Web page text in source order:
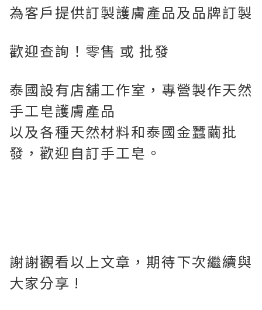
為客戶提供訂製護膚產品及品牌訂製
歡迎查詢！零售 或 批發
泰國設有店舖工作室，專營製作天然
手工皂護膚產品
以及各種天然材料和泰國金蠶繭批
發，歡迎自訂手工皂。
謝謝觀看以上文章，期待下次繼續與
大家分享 !